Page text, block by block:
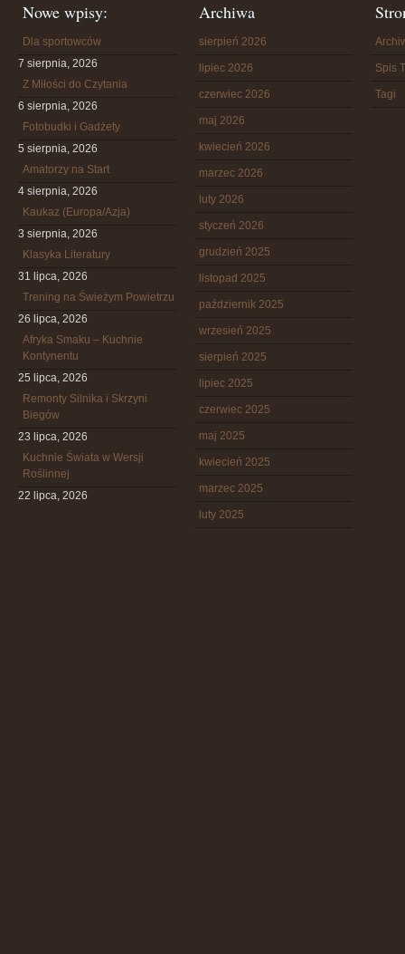
Nowe wpisy:
Dla sportowców
7 sierpnia, 2026
Z Miłości do Czytania
6 sierpnia, 2026
Fotobudki i Gadżety
5 sierpnia, 2026
Amatorzy na Start
4 sierpnia, 2026
Kaukaz (Europa/Azja)
3 sierpnia, 2026
Klasyka Literatury
31 lipca, 2026
Trening na Świeżym Powietrzu
26 lipca, 2026
Afryka Smaku – Kuchnie
Kontynentu
25 lipca, 2026
Remonty Silnika i Skrzyni
Biegów
23 lipca, 2026
Kuchnie Świata w Wersji
Roślinnej
22 lipca, 2026
Archiwa
sierpień 2026
lipiec 2026
czerwiec 2026
maj 2026
kwiecień 2026
marzec 2026
luty 2026
styczeń 2026
grudzień 2025
listopad 2025
październik 2025
wrzesień 2025
sierpień 2025
lipiec 2025
czerwiec 2025
maj 2025
kwiecień 2025
marzec 2025
luty 2025
Spis
Tagi